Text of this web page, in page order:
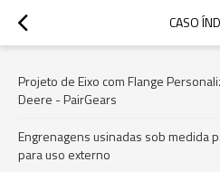
CASO
Projeto de Eixo com Flange
Deere - PairGears
Engrenagens usinadas sob medida
para uso externo